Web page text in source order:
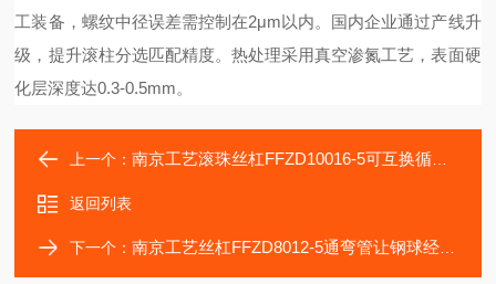
工装备，螺纹中径误差需控制在2μm以内。国内企业通过产线升
级，提升滚柱分选匹配精度。热处理采用真空渗氮工艺，表面硬
化层深度达0.3-0.5mm。
上一个：南京工艺滚珠丝杠FFZD10016-5可互换循环器式DK、DKN
返回列表
下一个：南京工艺丝杠FFZD8012-5通弯管让钢球经行循环轴承